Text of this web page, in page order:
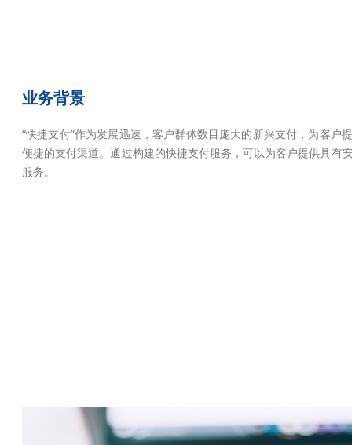
业务背景
“快捷支付”作为发展迅速，客户群体数目庞大的新兴支付，为客户
便捷的支付渠道。通过构建的快捷支付服务，可以为客户提供具有
服务。